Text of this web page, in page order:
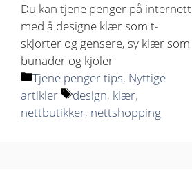
Du kan tjene penger på internett
med å designe klær som t-
skjorter og gensere, sy klær som
bunader og kjoler
Kategorier
Tjene penger tips, Nyttige
artikler
Stikkord
design, klær,
nettbutikker, nettshopping